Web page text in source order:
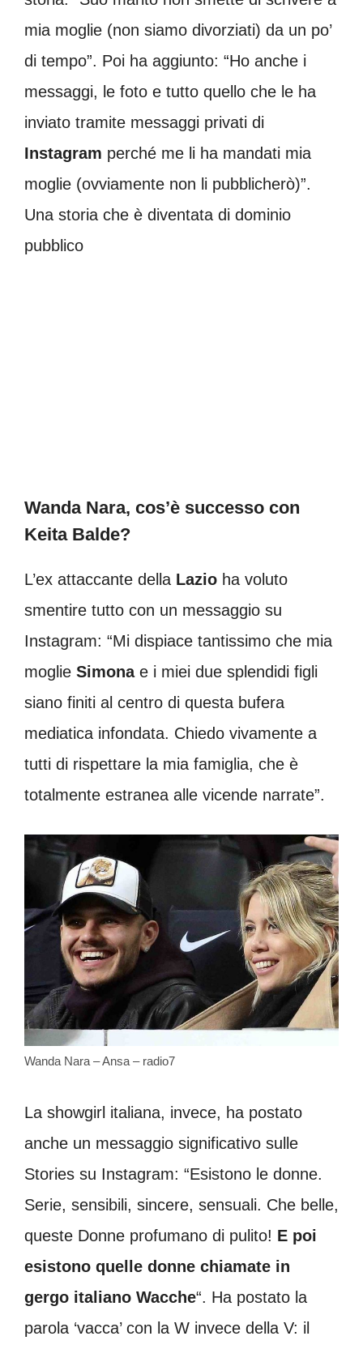
mia moglie (non siamo divorziati) da un po’
di tempo”. Poi ha aggiunto: “Ho anche i
messaggi, le foto e tutto quello che le ha
inviato tramite messaggi privati di
Instagram perché me li ha mandati mia
moglie (ovviamente non li pubblicherò)”.
Una storia che è diventata di dominio
pubblico
Wanda Nara, cos’è successo con
Keita Balde?
L’ex attaccante della Lazio ha voluto
smentire tutto con un messaggio su
Instagram: “Mi dispiace tantissimo che mia
moglie Simonae i miei due splendidi figli
siano finiti al centro di questa bufera
mediatica infondata. Chiedo vivamente a
tutti di rispettare la mia famiglia, che è
totalmente estranea alle vicende narrate”.
Wanda Nara – Ansa – radio7
La showgirl italiana, invece, ha postato
anche un messaggio significativo sulle
Stories su Instagram: “Esistono le donne.
Serie, sensibili, sincere, sensuali. Che belle,
queste Donne profumano di pulito! E poi
esistono quelle donne chiamate in
gergo italiano Wacche“. Ha postato la
parola ‘vacca’ con la W invece della V: il